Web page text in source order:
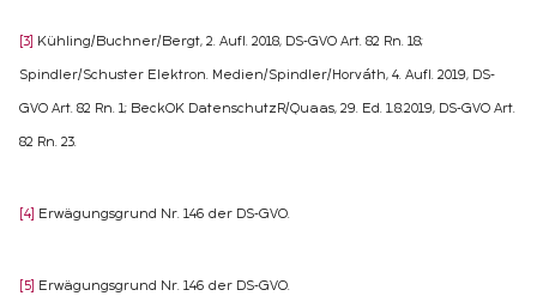
[3] Kühling/Buchner/Bergt, 2. Aufl. 2018, DS-GVO Art. 82 Rn. 18;
Spindler/Schuster Elektron. Medien/Spindler/Horváth, 4. Aufl. 2019, DS-
GVO Art. 82 Rn. 1; BeckOK DatenschutzR/Quaas, 29. Ed. 1.8.2019, DS-GVO Art.
82 Rn. 23.
[4] Erwägungsgrund Nr. 146 der DS-GVO.
[5] Erwägungsgrund Nr. 146 der DS-GVO.